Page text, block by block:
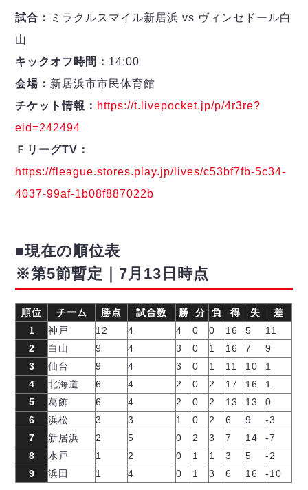
試合：
ミラクルスマイル新居浜 vs ヴィンセドール白
山
キックオフ時間： 14:00
会場： 新居浜市市民体育館
チケット情報： https://t.livepocket.jp/p/4r3re?
eid=242494
ＦリーグTV：
https://fleague.stores.play.jp/lives/c53bf7fb-5c34-
4037-99af-1b08f887022b
■現在の順位表
※第5節暫定｜7月13日時点
順位 チーム 勝点 試合数 勝 分 負 得 失
差
1
神戸 12 4 4 0 0 16 5
11
2
白山 9 4 3 0 1 16 7
9
3
仙台 9 4 3 0 1 11 10
1
4
北海道 6 4 2 0 2 17 16
1
5
葛飾 6 4 2 0 2 13 13
0
6
浜松 3 3 1 0 2 6 9
-3
7
新居浜 2 5 0 2 3 7 14
-7
8
水戸 1 2 0 1 1 3 5
-2
9
浜田 1 4 0 1 3 6 16 -10